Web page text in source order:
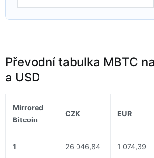
Převodní tabulka MBTC
a USD
Mirrored
Bitcoin
CZK EUR
1 26 046,84 1 074,39